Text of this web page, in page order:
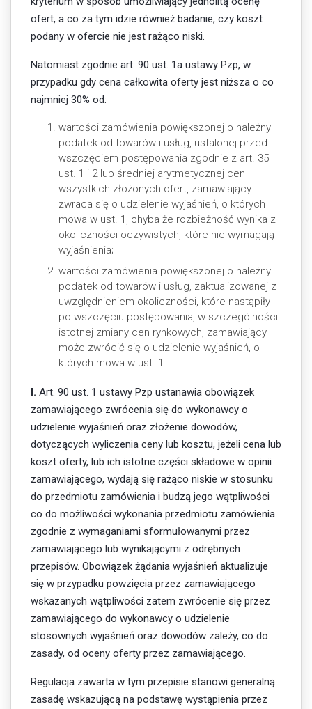
ofert, a co za tym idzie również badanie, czy koszt
podany w ofercie nie jest rażąco niski.
Natomiast zgodnie art. 90 ust. 1a ustawy Pzp, w
przypadku gdy cena całkowita oferty jest niższa o co
najmniej 30% od:
wartości zamówienia powiększonej o należny
podatek od towarów i usług, ustalonej przed
wszczęciem postępowania zgodnie z art. 35
ust. 1 i 2 lub średniej arytmetycznej cen
wszystkich złożonych ofert, zamawiający
zwraca się o udzielenie wyjaśnień, o których
mowa w ust. 1, chyba że rozbieżność wynika z
okoliczności oczywistych, które nie wymagają
wyjaśnienia;
wartości zamówienia powiększonej o należny
podatek od towarów i usług, zaktualizowanej z
uwzględnieniem okoliczności, które nastąpiły
po wszczęciu postępowania, w szczególności
istotnej zmiany cen rynkowych, zamawiający
może zwrócić się o udzielenie wyjaśnień, o
których mowa w ust. 1.
I. Art. 90 ust. 1 ustawy Pzp ustanawia obowiązek
zamawiającego zwrócenia się do wykonawcy o
udzielenie wyjaśnień oraz złożenie dowodów,
dotyczących wyliczenia ceny lub kosztu, jeżeli cena lub
koszt oferty, lub ich istotne części składowe w opinii
zamawiającego, wydają się rażąco niskie w stosunku
do przedmiotu zamówienia i budzą jego wątpliwości
co do możliwości wykonania przedmiotu zamówienia
zgodnie z wymaganiami sformułowanymi przez
zamawiającego lub wynikającymi z odrębnych
przepisów. Obowiązek żądania wyjaśnień aktualizuje
się w przypadku powzięcia przez zamawiającego
wskazanych wątpliwości zatem zwrócenie się przez
zamawiającego do wykonawcy o udzielenie
stosownych wyjaśnień oraz dowodów zależy, co do
zasady, od oceny oferty przez zamawiającego.
Regulacja zawarta w tym przepisie stanowi generalną
zasadę wskazującą na podstawę wystąpienia przez